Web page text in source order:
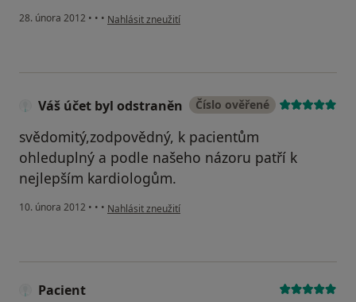
28. února 2012 • • • podle názoru uživatele Cirák
Nahlásit zneužití
Váš účet byl odstraněn Číslo ověřené
svědomitý,zodpovědný, k pacientům
ohleduplný a podle našeho názoru patří k
nejlepším kardiologům.
10. února 2012 • • • podle názoru uživatele Váš účet byl odstraněn
Nahlásit zneužití
Pacient